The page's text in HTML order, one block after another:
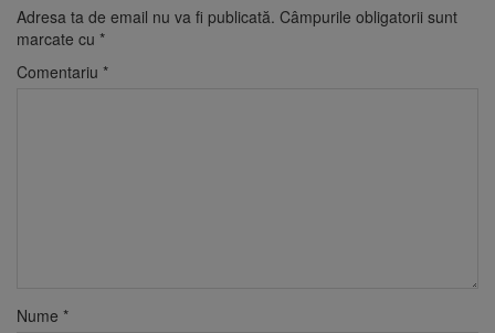
Adresa ta de email nu va fi publicată. Câmpurile obligatorii sunt
marcate cu *
Comentariu *
Nume *